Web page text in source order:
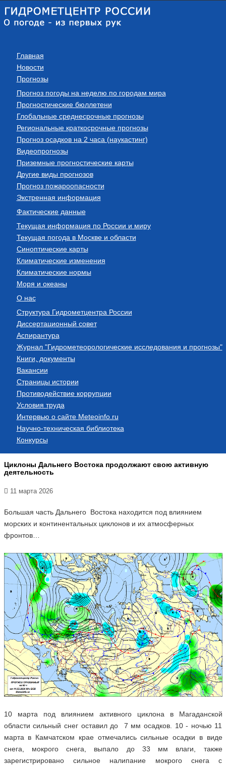
Главная
Новости
Прогнозы
Прогноз погоды на неделю по городам мира
Прогностические бюллетени
Глобальные среднесрочные прогнозы
Региональные краткосрочные прогнозы
Прогноз осадков на 2 часа (наукастинг)
Видеопрогнозы
Приземные прогностические карты
Другие виды прогнозов
Прогноз пожароопасности
Экстренная информация
Фактические данные
Текущая информация по России и миру
Текущая погода в Москве и области
Синоптические карты
Климатические изменения
Климатические нормы
Моря и океаны
О нас
Структура Гидрометцентра России
Диссертационный совет
Аспирантура
Журнал "Гидрометеорологические исследования и прогнозы"
Книги, документы
Вакансии
Страницы истории
Противодействие коррупции
Условия труда
Интервью о сайте Meteoinfo.ru
Научно-техническая библиотека
Конкурсы
Циклоны Дальнего Востока продолжают свою активную
деятельность
11 марта 2026
Большая часть Дальнего Востока находится под влиянием
морских и континентальных циклонов и их атмосферных
фронтов…
10 марта под влиянием активного циклона в Магаданской
области сильный снег оставил до 7 мм осадков. 10 - ночью 11
марта в Камчатском крае отмечались сильные осадки в виде
снега, мокрого снега, выпало до 33 мм влаги, также
зарегистрировано сильное налипание мокрого снега с